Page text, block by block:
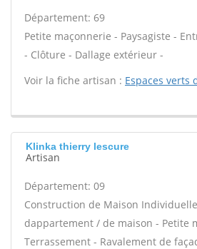
Département: 69
Petite maçonnerie - Paysagiste -
- Clôture - Dallage extérieur -
Voir la fiche artisan : Espaces verts
Klinka thierry lescure
Artisan
Département: 09
Construction de Maison
dappartement / de maison - Petite
Terrassement - Ravalement de